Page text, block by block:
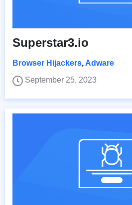
Superstar3.io
Browser Hijackers, Adware
September 25, 2023